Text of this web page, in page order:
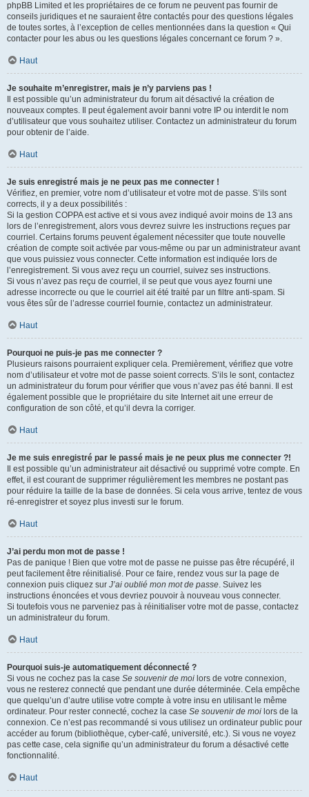
phpBB Limited et les propriétaires de ce forum ne peuvent pas fournir de
conseils juridiques et ne sauraient être contactés pour des questions légales
de toutes sortes, à l’exception de celles mentionnées dans la question « Qui
contacter pour les abus ou les questions légales concernant ce forum ? ».
Haut
Je souhaite m’enregistrer, mais je n’y parviens pas !
Il est possible qu’un administrateur du forum ait désactivé la création de
nouveaux comptes. Il peut également avoir banni votre IP ou interdit le nom
d’utilisateur que vous souhaitez utiliser. Contactez un administrateur du forum
pour obtenir de l’aide.
Haut
Je suis enregistré mais je ne peux pas me connecter !
Vérifiez, en premier, votre nom d’utilisateur et votre mot de passe. S’ils sont
corrects, il y a deux possibilités :
Si la gestion COPPA est active et si vous avez indiqué avoir moins de 13 ans
lors de l’enregistrement, alors vous devrez suivre les instructions reçues par
courriel. Certains forums peuvent également nécessiter que toute nouvelle
création de compte soit activée par vous-même ou par un administrateur avant
que vous puissiez vous connecter. Cette information est indiquée lors de
l’enregistrement. Si vous avez reçu un courriel, suivez ses instructions.
Si vous n’avez pas reçu de courriel, il se peut que vous ayez fourni une
adresse incorrecte ou que le courriel ait été traité par un filtre anti-spam. Si
vous êtes sûr de l’adresse courriel fournie, contactez un administrateur.
Haut
Pourquoi ne puis-je pas me connecter ?
Plusieurs raisons pourraient expliquer cela. Premièrement, vérifiez que votre
nom d’utilisateur et votre mot de passe soient corrects. S’ils le sont, contactez
un administrateur du forum pour vérifier que vous n’avez pas été banni. Il est
également possible que le propriétaire du site Internet ait une erreur de
configuration de son côté, et qu’il devra la corriger.
Haut
Je me suis enregistré par le passé mais je ne peux plus me connecter ?!
Il est possible qu’un administrateur ait désactivé ou supprimé votre compte. En
effet, il est courant de supprimer régulièrement les membres ne postant pas
pour réduire la taille de la base de données. Si cela vous arrive, tentez de vous
ré-enregistrer et soyez plus investi sur le forum.
Haut
J’ai perdu mon mot de passe !
Pas de panique ! Bien que votre mot de passe ne puisse pas être récupéré, il
peut facilement être réinitialisé. Pour ce faire, rendez vous sur la page de
connexion puis cliquez sur J’ai oublié mon mot de passe. Suivez les
instructions énoncées et vous devriez pouvoir à nouveau vous connecter.
Si toutefois vous ne parveniez pas à réinitialiser votre mot de passe, contactez
un administrateur du forum.
Haut
Pourquoi suis-je automatiquement déconnecté ?
Si vous ne cochez pas la case Se souvenir de moi lors de votre connexion,
vous ne resterez connecté que pendant une durée déterminée. Cela empêche
que quelqu’un d’autre utilise votre compte à votre insu en utilisant le même
ordinateur. Pour rester connecté, cochez la case Se souvenir de moi lors de la
connexion. Ce n’est pas recommandé si vous utilisez un ordinateur public pour
accéder au forum (bibliothèque, cyber-café, université, etc.). Si vous ne voyez
pas cette case, cela signifie qu’un administrateur du forum a désactivé cette
fonctionnalité.
Haut